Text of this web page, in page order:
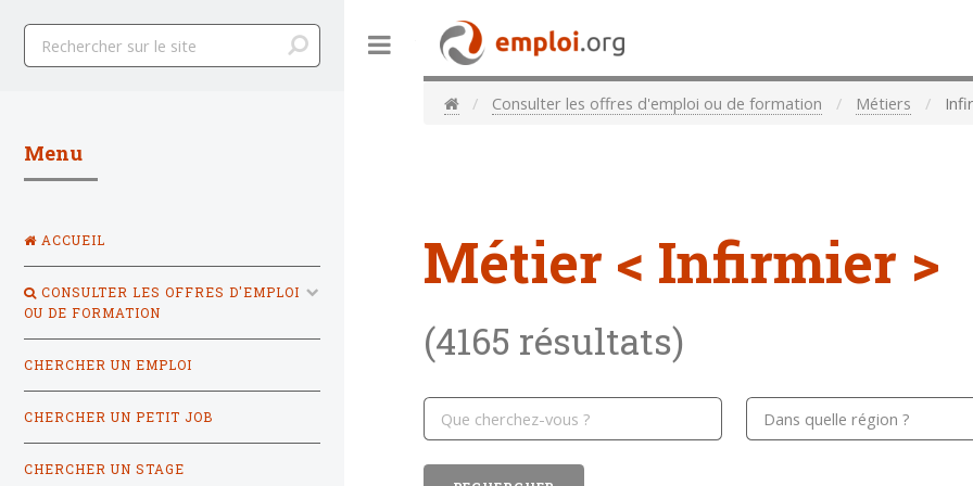
Consulter les offres d'emploi ou de formation Métiers
Métier < Infirmier >
(4165 résultats)
Menu
ACCUEIL
CONSULTER LES OFFRES D'EMPLOI
OU DE FORMATION
CHERCHER UN EMPLOI
CHERCHER UN PETIT JOB
CHERCHER UN STAGE
Toggle